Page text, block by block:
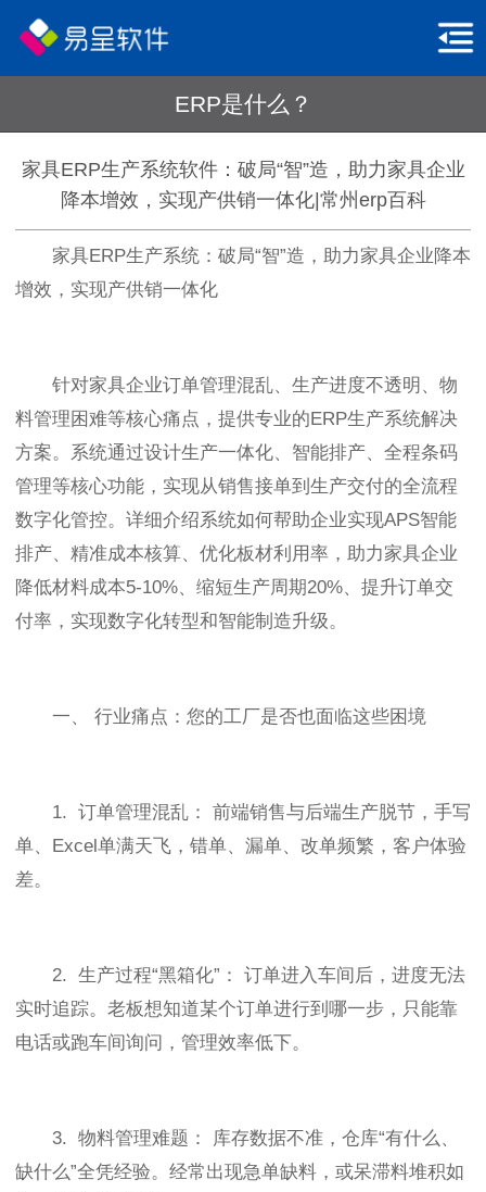
ERP是什么？
家具ERP生产系统软件：破局“智”造，助力家具企业
降本增效，实现产供销一体化|常州erp百科
家具ERP生产系统：破局“智”造，助力家具企业降本
增效，实现产供销一体化
针对家具企业订单管理混乱、生产进度不透明、物
料管理困难等核心痛点，提供专业的ERP生产系统解决
方案。系统通过设计生产一体化、智能排产、全程条码
管理等核心功能，实现从销售接单到生产交付的全流程
数字化管控。详细介绍系统如何帮助企业实现APS智能
排产、精准成本核算、优化板材利用率，助力家具企业
降低材料成本5-10%、缩短生产周期20%、提升订单交
付率，实现数字化转型和智能制造升级。
一、 行业痛点：您的工厂是否也面临这些困境
1. 订单管理混乱： 前端销售与后端生产脱节，手写
单、Excel单满天飞，错单、漏单、改单频繁，客户体验
差。
2. 生产过程“黑箱化”： 订单进入车间后，进度无法
实时追踪。老板想知道某个订单进行到哪一步，只能靠
电话或跑车间询问，管理效率低下。
3. 物料管理难题： 库存数据不准，仓库“有什么、
缺什么”全凭经验。经常出现急单缺料，或呆滞料堆积如